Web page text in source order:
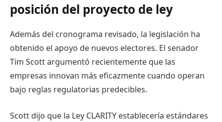
posición del proyecto de ley
Además del cronograma revisado, la legislación ha
obtenido el apoyo de nuevos electores. El senador
Tim Scott argumentó recientemente que las
empresas innovan más eficazmente cuando operan
bajo reglas regulatorias predecibles.
Scott dijo que la Ley CLARITY establecería estándares